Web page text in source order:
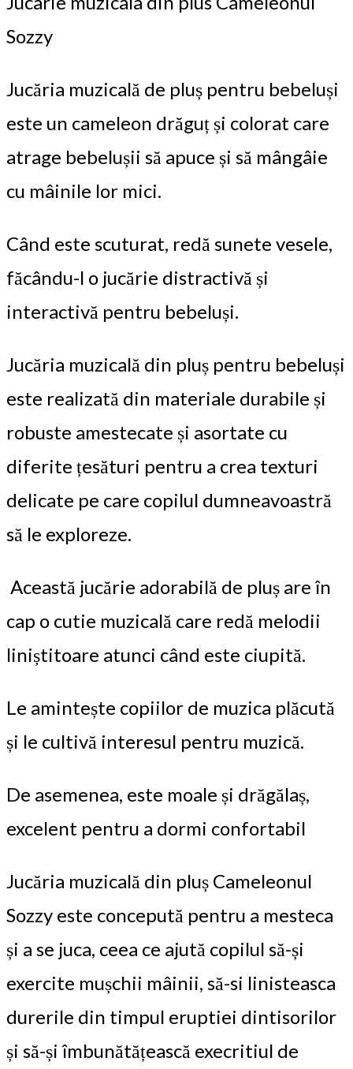
Sozzy
Jucăria muzicală de pluș pentru bebeluși
este un cameleon drăguț și colorat care
atrage bebelușii să apuce și să mângâie
cu mâinile lor mici.
Când este scuturat, redă sunete vesele,
făcându-l o jucărie distractivă și
interactivă pentru bebeluși.
Jucăria muzicală din pluș pentru bebeluși
este realizată din materiale durabile și
robuste amestecate și asortate cu
diferite țesături pentru a crea texturi
delicate pe care copilul dumneavoastră
să le exploreze.
Această jucărie adorabilă de pluș are în
cap o cutie muzicală care redă melodii
liniștitoare atunci când este ciupită.
Le amintește copiilor de muzica plăcută
și le cultivă interesul pentru muzică.
De asemenea, este moale și drăgălaș,
excelent pentru a dormi confortabil
Jucăria muzicală din pluș Cameleonul
Sozzy este concepută pentru a mesteca
și a se juca, ceea ce ajută copilul să-și
exercite mușchii mâinii, să-si linisteasca
durerile din timpul eruptiei dintisorilor
și să-și îmbunătățească execritiul de